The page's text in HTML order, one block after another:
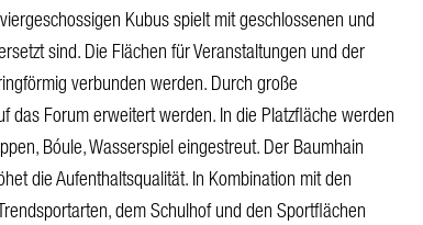
Kubus spielt mit geschlossenen und
sind. Die Flächen für Veranstaltungen und der
verbunden werden. Durch große
das Forum erweitert werden. In die Platzfläche werden
Bóule, Wasserspiel eingestreut. Der Baumhain
die Aufenthaltsqualität. In Kombination mit den
dem Schulhof und den Sportflächen